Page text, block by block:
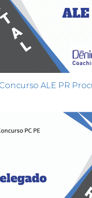
ALE PR